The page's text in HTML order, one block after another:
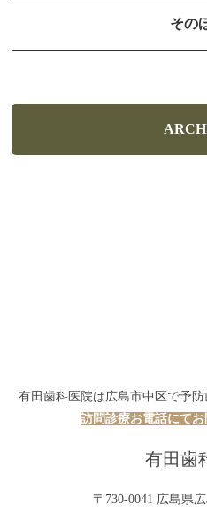
その
有田歯科医院は広島市中区で予防
訪問診療お電話にて
有田歯
〒730-0041 広島県